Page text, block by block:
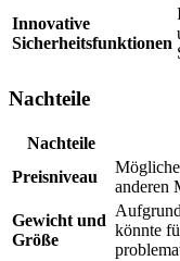
Innovative
Sicherheitsfunktionen
Nachteile
Nachteile
Preisniveau
anderen
Gewicht und
Größe
könnte